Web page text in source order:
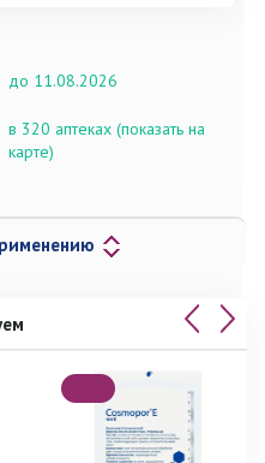
до 11.08.2026
в 320 аптеках (показать на
карте)